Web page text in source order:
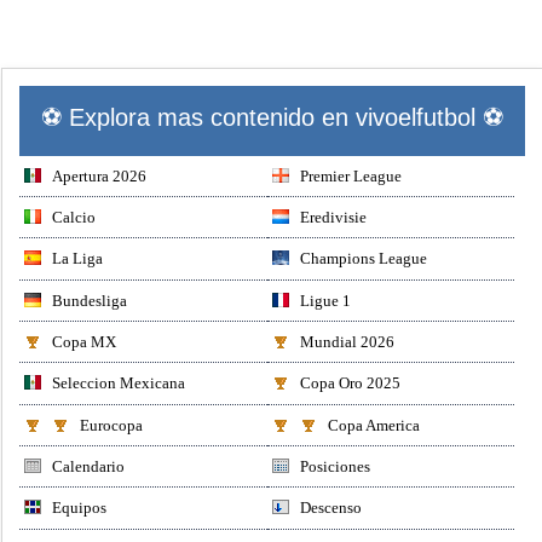
⚽ Explora mas contenido en vivoelfutbol ⚽
Apertura 2026 Premier League
Calcio Eredivisie
La Liga Champions League
Bundesliga Ligue 1
Copa MX Mundial 2026
Seleccion Mexicana Copa Oro 2025
Eurocopa Copa America
Calendario Posiciones
Equipos Descenso